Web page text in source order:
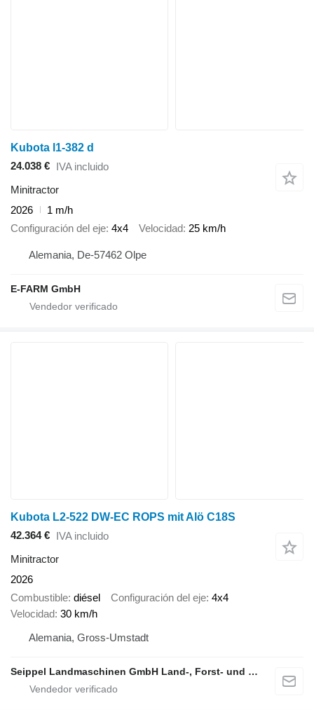
Kubota l1-382 d
24.038 € IVA incluido
Minitractor
2026
1 m/h
Configuración del eje 4x4 Velocidad 25 km/h
Alemania, De-57462 Olpe
E-FARM GmbH
Kubota L2-522 DW-EC ROPS mit Alö C18S
42.364 € IVA incluido
Minitractor
2026
Combustible diésel Configuración del eje 4x4
Velocidad 30 km/h
Alemania, Gross-Umstadt
Seippel Landmaschinen GmbH Land-, Forst- und Gartentechnik